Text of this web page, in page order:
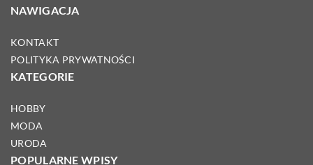
NAWIGACJA
KONTAKT
POLITYKA PRYWATNOŚCI
KATEGORIE
HOBBY
MODA
URODA
POPULARNE WPISY